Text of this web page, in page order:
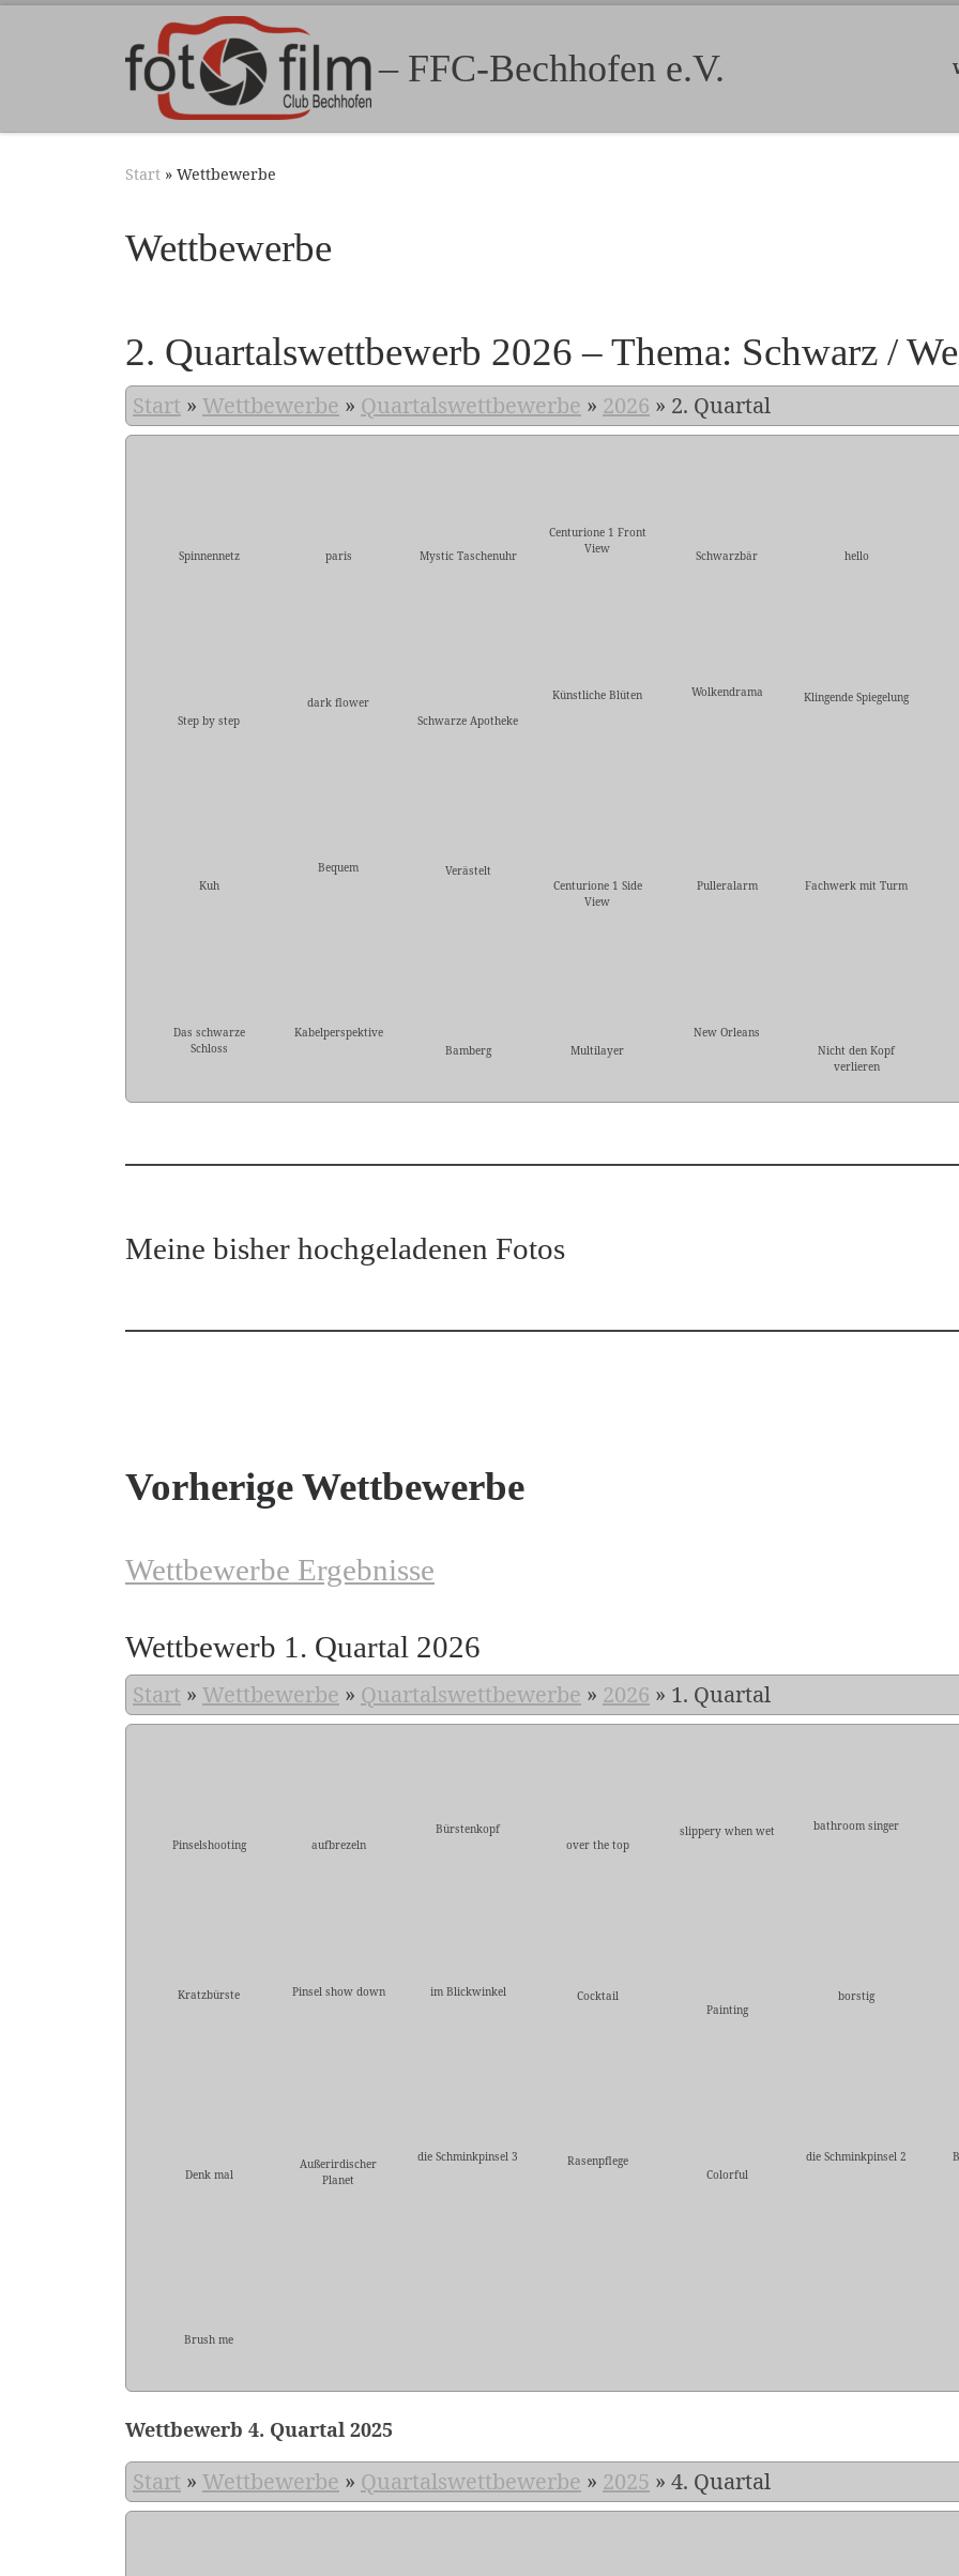
Zum Inhalt springen
– FFC-Bechhofen e.V.
Start » Wettbewerbe
Wettbewerbe
2. Quartalswettbewerb 2026 – Thema: Schwarz /
Start » Wettbewerbe » Quartalswettbewerbe » 2026 » 2. Quartal
Spinnennetz paris Mystic Taschenuhr
Centurione 1 Front
View
Schwarzbär hello
Step by step
dark flower
Schwarze Apotheke
Künstliche Blüten Wolkendrama
Klingende Spiegelung
Kuh
Bequem
Verästelt
Centurione 1 Side
View
Pulleralarm Fachwerk mit Turm
Das schwarze
Schloss
Kabelperspektive
Bamberg
Multilayer
New Orleans
Nicht den Kopf
verlieren
Meine bisher hochgeladenen Fotos
Vorherige Wettbewerbe
Wettbewerbe Ergebnisse
Wettbewerb 1. Quartal 2026
Start » Wettbewerbe » Quartalswettbewerbe » 2026 » 1. Quartal
Pinselshooting aufbrezeln
Bürstenkopf
over the top
slippery when wet bathroom singer
Kratzbürste Pinsel show down im Blickwinkel
Cocktail
Painting
borstig
Denk mal
Außerirdischer
Planet
die Schminkpinsel 3
Rasenpflege
Colorful
die Schminkpinsel 2
Brush me
Wettbewerb 4. Quartal 2025
Start » Wettbewerbe » Quartalswettbewerbe » 2025 » 4. Quartal